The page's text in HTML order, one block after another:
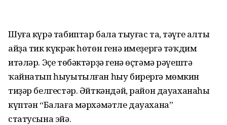
Шуға күрә табиптар бала тыуғас та, тәүге алты
айҙа тик күкрәк һөтөн генә имеҙергә тәҡдим
итәләр. Эҫе төбәктәрҙә генә өҫтәмә рәүештә
ҡайнатып һыуытылған һыу бирергә мөмкин
тиҙәр белгестәр. Әйткәндәй, район дауаханаһы
күптән “Балаға мәрхәмәтле дауахана”
статусына эйә.